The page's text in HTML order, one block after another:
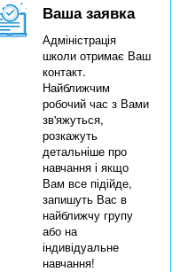
Ваша заявка
Адміністрація
школи отримає Ваш
контакт.
Найближчим
робочий час з Вами
зв'яжуться,
розкажуть
детальніше про
навчання і якщо
Вам все підійде,
запишуть Вас в
найближчу групу
або на
індивідуальне
навчання!